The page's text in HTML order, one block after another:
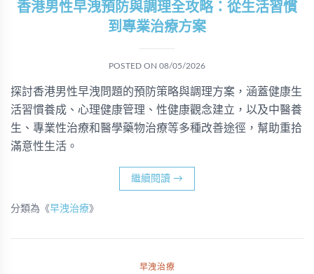
香港男性早洩預防與調理全攻略：從生活習慣
到專業治療方案
POSTED ON 08/05/2026
探討香港男性早洩問題的預防策略與調理方案，涵蓋健康生
活習慣養成、心理健康管理、性健康觀念建立，以及中醫養
生、專業性治療和醫學藥物治療等多種改善途徑，幫助重拾
滿意性生活。
繼續閱讀 →
分類為《早洩治療》
早洩治療